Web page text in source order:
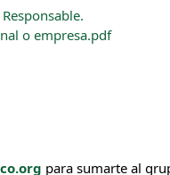
o empresa.pdf
para sumarte al